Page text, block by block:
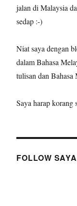
jalan di Malaysia
sedap :-)
Niat saya dengan
dalam Bahasa
tulisan dan Bahasa
Saya harap korang
FOLLOW